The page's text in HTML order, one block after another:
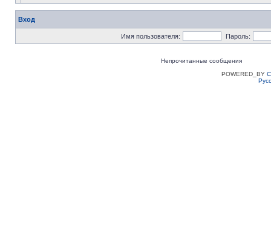
Вход
Имя пользователя: Пароль:
Непрочитанные сообщения
POWERED_BY